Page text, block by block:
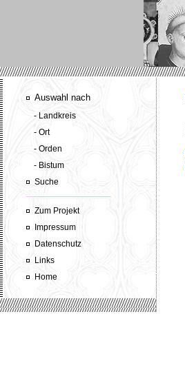
Auswahl nach
- Landkreis
- Ort
- Orden
- Bistum
Suche
Zum Projekt
Impressum
Datenschutz
Links
Home